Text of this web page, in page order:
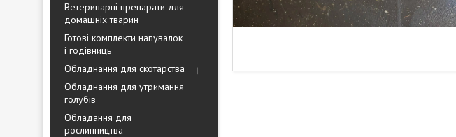
Ветеринарні препарати для
домашніх тварин
Готові комплекти напувалок
і годівниць
Обладнання для скотарства
Обладнання для утримання
голубів
Обладання для
рослинництва